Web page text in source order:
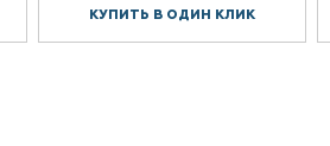
КУПИТЬ В ОДИН КЛИК